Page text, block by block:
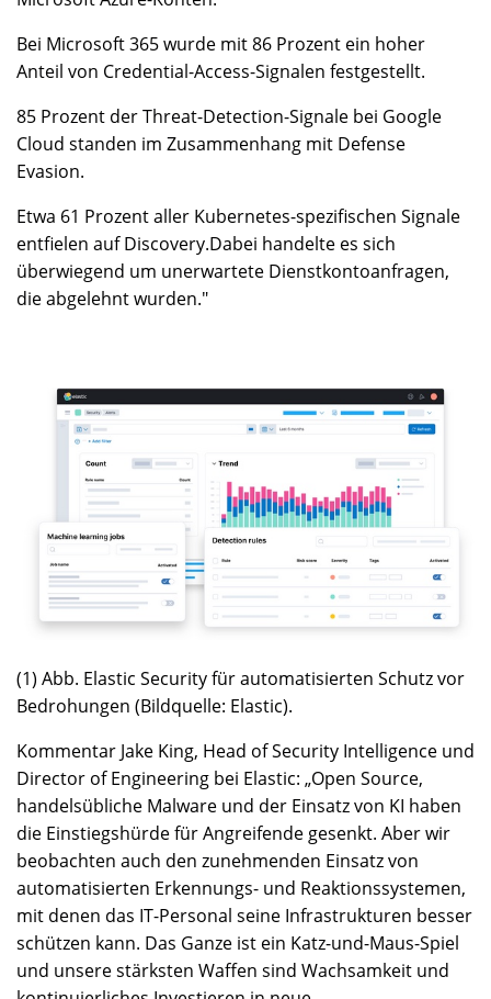
Bei Microsoft 365 wurde mit 86 Prozent ein hoher
Anteil von Credential-Access-Signalen festgestellt.
85 Prozent der Threat-Detection-Signale bei Google
Cloud standen im Zusammenhang mit Defense
Evasion.
Etwa 61 Prozent aller Kubernetes-spezifischen Signale
entfielen auf Discovery.Dabei handelte es sich
überwiegend um unerwartete Dienstkontoanfragen,
die abgelehnt wurden."
(1) Abb. Elastic Security für automatisierten Schutz vor
Bedrohungen (Bildquelle: Elastic).
Kommentar Jake King, Head of Security Intelligence und
Director of Engineering bei Elastic: „Open Source,
handelsübliche Malware und der Einsatz von KI haben
die Einstiegshürde für Angreifende gesenkt. Aber wir
beobachten auch den zunehmenden Einsatz von
automatisierten Erkennungs- und Reaktionssystemen,
mit denen das IT-Personal seine Infrastrukturen besser
schützen kann. Das Ganze ist ein Katz-und-Maus-Spiel
und unsere stärksten Waffen sind Wachsamkeit und